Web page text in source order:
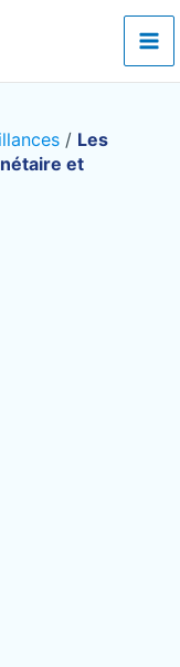
/ Les
et